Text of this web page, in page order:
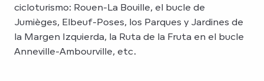
cicloturismo: Rouen-La Bouille, el bucle de
Jumièges, Elbeuf-Poses, los Parques y Jardines de
la Margen Izquierda, la Ruta de la Fruta en el bucle
Anneville-Ambourville, etc.